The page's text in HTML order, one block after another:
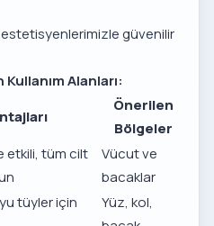
güvenilir
Alanları:
Önerilen
Bölgeler
etkili, tüm cilt
Vücut ve
bacaklar
tüyler için
Yüz, kol,